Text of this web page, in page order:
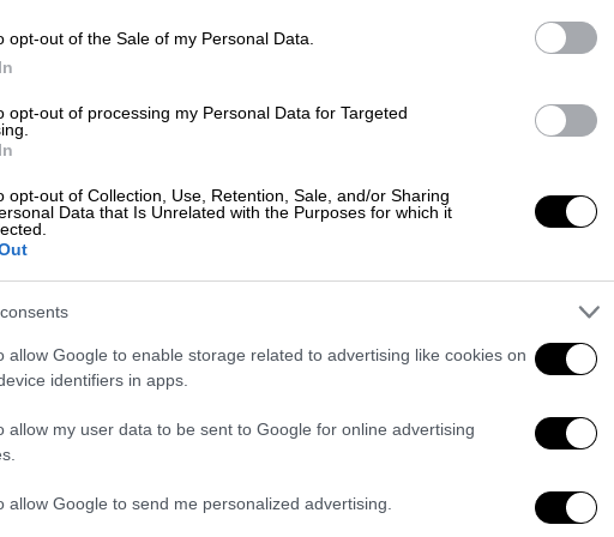
opt-out of the Sale of my Personal Data.
opt-out of processing my Personal Data for Targeted
opt-out of Collection, Use, Retention, Sale, and/or Sharing
Data that Is Unrelated with the Purposes for which it
allow Google to enable storage related to advertising like cookies on
identifiers in apps.
allow my user data to be sent to Google for online advertising
allow Google to send me personalized advertising.
αφήνει ιατροδικαστής
αθώος, έστειλε μόνο ένα
που συνελήφθη
ο 65χρονος ιδιοκτήτης της
τις 19.30